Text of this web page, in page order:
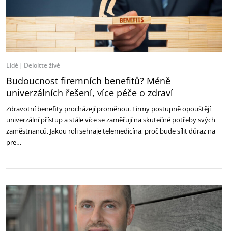
Lidé Deloitte živě
Budoucnost firemních benefitů? Méně
univerzálních řešení, více péče o zdraví
Zdravotní benefity procházejí proměnou. Firmy postupně opouštějí
univerzální přístup a stále více se zaměřují na skutečné potřeby svých
zaměstnanců. Jakou roli sehraje telemedicína, proč bude sílit důraz na
pre…